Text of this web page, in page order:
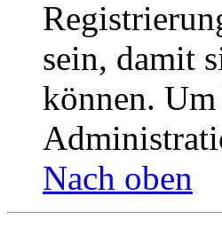
sein, damit
können.
Nach oben